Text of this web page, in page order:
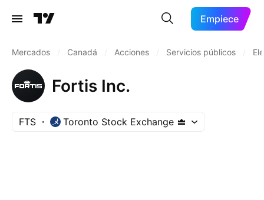
Empiece
Mercados Canadá Acciones Servicios públicos
Fortis Inc.
FTS Toronto Stock Exchange